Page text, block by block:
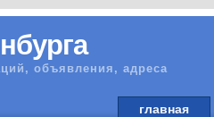
объявления, адреса
главная